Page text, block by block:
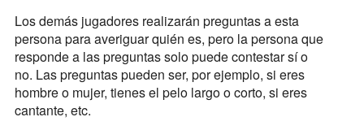
Los demás jugadores realizarán preguntas a esta
persona para averiguar quién es, pero la persona que
responde a las preguntas solo puede contestar sí o
no. Las preguntas pueden ser, por ejemplo, si eres
hombre o mujer, tienes el pelo largo o corto, si eres
cantante, etc.